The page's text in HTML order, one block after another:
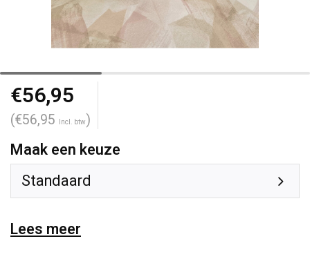
€56,95
(€56,95 Incl. btw)
Maak een keuze
Standaard
Lees meer